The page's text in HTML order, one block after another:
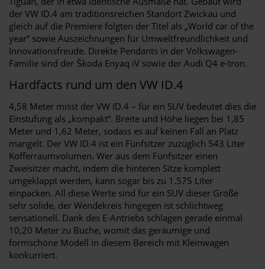
der VW ID.4 am traditionsreichen Standort Zwickau und
gleich auf die Premiere folgten der Titel als „World car of the
year“ sowie Auszeichnungen für Umweltfreundlichkeit und
Innovationsfreude. Direkte Pendants in der Volkswagen-
Familie sind der Škoda Enyaq iV sowie der Audi Q4 e-tron.
Hardfacts rund um den VW ID.4
4,58 Meter misst der VW ID.4 – für ein SUV bedeutet dies die
Einstufung als „kompakt“. Breite und Höhe liegen bei 1,85
Meter und 1,62 Meter, sodass es auf keinen Fall an Platz
mangelt. Der VW ID.4 ist ein Fünfsitzer zuzüglich 543 Liter
Kofferraumvolumen. Wer aus dem Fünfsitzer einen
Zweisitzer macht, indem die hinteren Sitze komplett
umgeklappt werden, kann sogar bis zu 1.575 Liter
einpacken. All diese Werte sind für ein SUV dieser Größe
sehr solide, der Wendekreis hingegen ist schlichtweg
sensationell. Dank des E-Antriebs schlagen gerade einmal
10,20 Meter zu Buche, womit das geräumige und
formschöne Modell in diesem Bereich mit Kleinwagen
konkurriert.